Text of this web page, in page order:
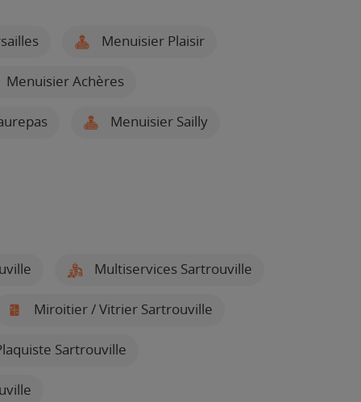
Menuisier Plaisir
Menuisier Achères
Menuisier Sailly
Multiservices Sartrouville
Miroitier / Vitrier Sartrouville
Sartrouville